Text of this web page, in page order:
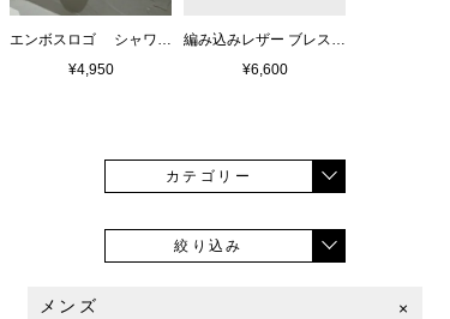
エンボスロゴ シャワーサンダル
¥4,950
編み込みレザー ブレスレット
¥6,600
カテゴリー
絞り込み
メンズ ×